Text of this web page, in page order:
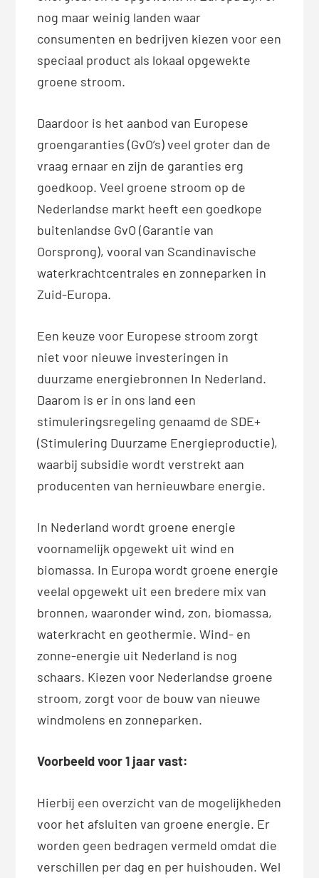
nog maar weinig landen waar
consumenten en bedrijven kiezen voor een
speciaal product als lokaal opgewekte
groene stroom.
Daardoor is het aanbod van Europese
groengaranties (GvO’s) veel groter dan de
vraag ernaar en zijn de garanties erg
goedkoop. Veel groene stroom op de
Nederlandse markt heeft een goedkope
buitenlandse GvO (Garantie van
Oorsprong), vooral van Scandinavische
waterkrachtcentrales en zonneparken in
Zuid-Europa.
Een keuze voor Europese stroom zorgt
niet voor nieuwe investeringen in
duurzame energiebronnen In Nederland.
Daarom is er in ons land een
stimuleringsregeling genaamd de SDE+
(Stimulering Duurzame Energieproductie),
waarbij subsidie wordt verstrekt aan
producenten van hernieuwbare energie.
In Nederland wordt groene energie
voornamelijk opgewekt uit wind en
biomassa. In Europa wordt groene energie
veelal opgewekt uit een bredere mix van
bronnen, waaronder wind, zon, biomassa,
waterkracht en geothermie. Wind- en
zonne-energie uit Nederland is nog
schaars. Kiezen voor Nederlandse groene
stroom, zorgt voor de bouw van nieuwe
windmolens en zonneparken.
Voorbeeld voor 1 jaar vast:
Hierbij een overzicht van de mogelijkheden
voor het afsluiten van groene energie. Er
worden geen bedragen vermeld omdat die
verschillen per dag en per huishouden. Wel